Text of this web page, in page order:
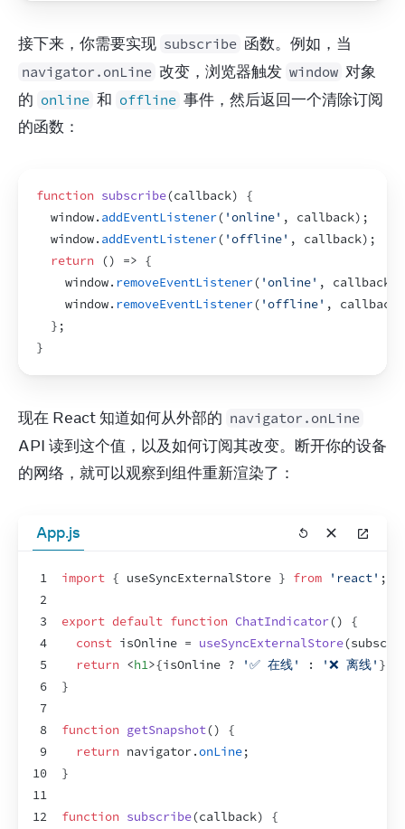
接下来，你需要实现 subscribe
navigator.onLine 改变，浏览器触发 window 对象
的 online 和 offline 事件，然后返回一个清除订阅
的函数：
function subscribe(callback)
{
window. addEventListener( 'online' , callback) ;
window. addEventListener( 'offline' , callback) ;
return
() => {
window. removeEventListener( 'online' , callback
window. removeEventListener( 'offline' , callback
} ;
}
现在 React 知道如何从外部的 navigator.onLine
API 读到这个值，以及如何订阅其改变。断开你的设备
的网络，就可以观察到组件重新渲染了：
App.js
1
2
3
4
5
6
7
8
9
10
11
12
import { useSyncExternalStore } from 'react' ;
export default function ChatIndicator()
{
const isOnline = useSyncExternalStore(
return <h1>{isOnline ? '✅ 在线' : '❌ 离线' }
}
function getSnapshot()
{
return navigator.onLine;
}
function subscribe(callback)
{